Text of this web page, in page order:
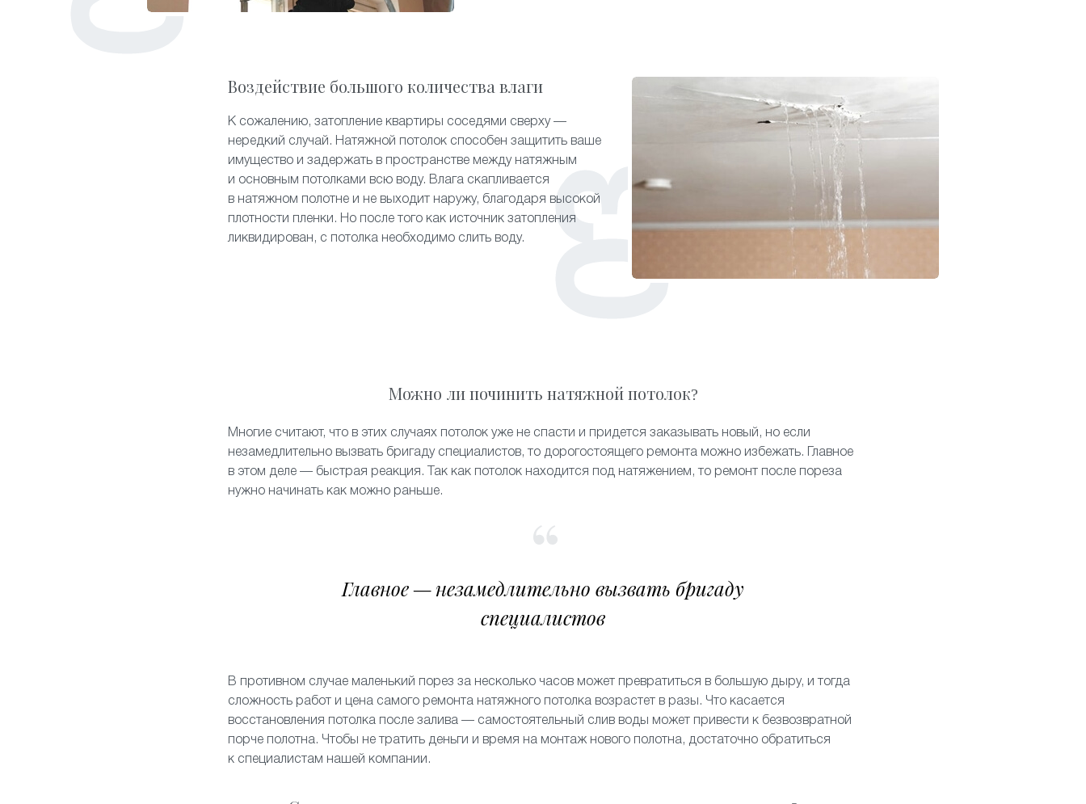
Воздействие большого количества влаги
К сожалению, затопление квартиры соседями сверху —
нередкий случай. Натяжной потолок способен защитить ваше
имущество и задержать в пространстве между натяжным
и основным потолками всю воду. Влага скапливается
в натяжном полотне и не выходит наружу, благодаря высокой
плотности пленки. Но после того как источник затопления
ликвидирован, с потолка необходимо слить воду.
Можно ли починить натяжной потолок?
Многие считают, что в этих случаях потолок уже не спасти и придется заказывать новый, но если
незамедлительно вызвать бригаду специалистов, то дорогостоящего ремонта можно избежать. Главное
в этом деле — быстрая реакция. Так как потолок находится под натяжением, то ремонт после пореза
нужно начинать как можно раньше.
Главное — незамедлительно вызвать бригаду
специалистов
В противном случае маленький порез за несколько часов может превратиться в большую дыру, и тогда
сложность работ и цена самого ремонта натяжного потолка возрастет в разы. Что касается
восстановления потолка после залива — самостоятельный слив воды может привести к безвозвратной
порче полотна. Чтобы не тратить деньги и время на монтаж нового полотна, достаточно обратиться
к специалистам нашей компании.